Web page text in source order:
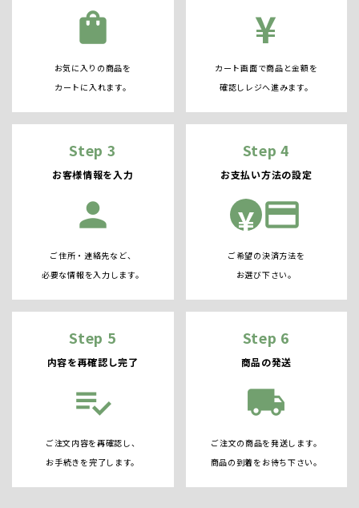
shopping_bag
お気に入りの商品を
カートに入れます。
¥
カート画面で商品と金額を
確認しレジへ進みます。
Step 3
お客様情報を入力
person
ご住所・連絡先など、
必要な情報を入力します。
Step 4
お支払い方法の設定
¥ credit_card
ご希望の決済方法を
お選び下さい。
Step 5
内容を再確認し完了
playlist_add_check
ご注文内容を再確認し、
お手続きを完了します。
Step 6
商品の発送
local_shipping
ご注文の商品を発送します。
商品の到着をお待ち下さい。